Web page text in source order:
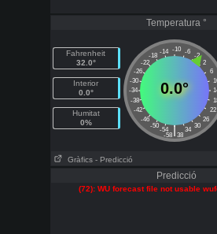
Temperatura °
Fahrenheit
32.0°
Interior
0.0°
Humitat
0%
-10
-14 -6
-18
-2
-22
2
-26
6
-30
-34
-38
-42
22
-46
26
-50
30
-54 34
|
-58 38
0.0°
Gràfics - Predicció
Predicció
(72): WU forecast file not usable